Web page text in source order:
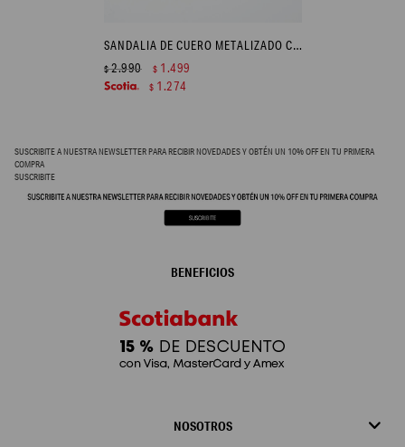
SANDALIA DE CUERO METALIZADO CALADO TULA - PELTRE
$2.990 $ 1.499
$ 1.274
SUSCRIBITE A NUESTRA NEWSLETTER PARA RECIBIR NOVEDADES Y OBTÉN UN 10% OFF EN TU PRIMERA
COMPRA
SUSCRIBITE
NOSOTROS
BENEFICIOS